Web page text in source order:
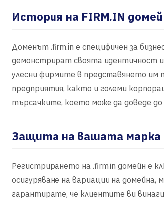
История на FIRM.IN
Доменът .firm.in е специфичен за
демонстрират своята идентичност и
улесни фирмите в представянето им
предприятия, както и големи
търсачките, което може да доведе
Защита на вашата марка
Регистрирането на .firm.in домейн е
осигуряване на вариации на
гарантирате, че клиентите ви